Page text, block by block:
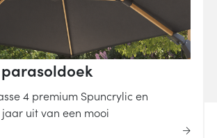
4 premium Spuncrylic en
uit van een mooi